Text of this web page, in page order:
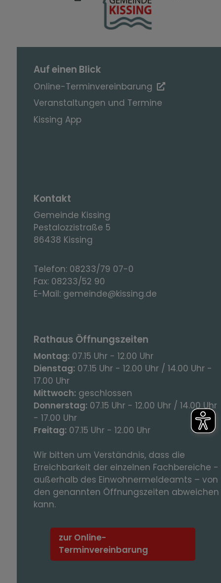
Auf einen Blick
Online-Terminvereinbarung
Veranstaltungen und Termine
Kissing App
Kontakt
Gemeinde Kissing
Pestalozzistraße 5
86438 Kissing
Telefon: 08233/79 07-0
Fax: 08233/52 90
E-Mail: gemeinde@kissing.de
Rathaus Öffnungszeiten
Montag: 07.15 Uhr - 12.00 Uhr
Dienstag: 07.15 Uhr - 12.00 Uhr / 14.00 Uhr -
17.00 Uhr
Mittwoch: geschlossen
Donnerstag: 07.15 Uhr - 12.00 Uhr / 14.00 Uhr
- 17.00 Uhr
Freitag: 07.15 Uhr - 12.00 Uhr
Wir bitten um Verständnis, dass die
Erreichbarkeit der einzelnen Fachbereiche -
außerhalb des Einwohnermeldeamts – von
den genannten Öffnungszeiten abweichen
kann.
zur Online-
Terminvereinbarung